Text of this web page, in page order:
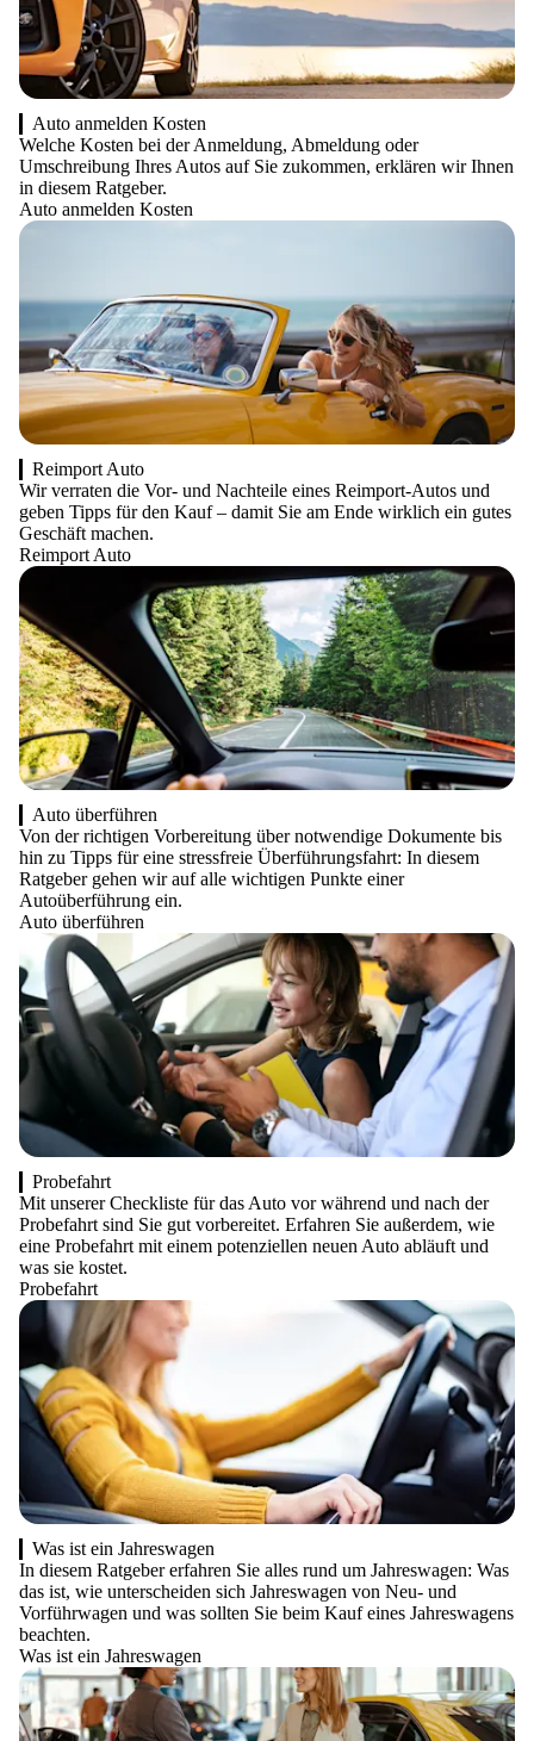
Auto anmelden Kosten
Welche Kosten bei der Anmeldung, Abmeldung oder
Umschreibung Ihres Autos auf Sie zukommen, erklären wir Ihnen
in diesem Ratgeber.
Auto anmelden Kosten
Reimport Auto
Wir verraten die Vor- und Nachteile eines Reimport-Autos und
geben Tipps für den Kauf – damit Sie am Ende wirklich ein gutes
Geschäft machen.
Reimport Auto
Auto überführen
Von der richtigen Vorbereitung über notwendige Dokumente bis
hin zu Tipps für eine stressfreie Überführungsfahrt: In diesem
Ratgeber gehen wir auf alle wichtigen Punkte einer
Autoüberführung ein.
Auto überführen
Probefahrt
Mit unserer Checkliste für das Auto vor während und nach der
Probefahrt sind Sie gut vorbereitet. Erfahren Sie außerdem, wie
eine Probefahrt mit einem potenziellen neuen Auto abläuft und
was sie kostet.
Probefahrt
Was ist ein Jahreswagen
In diesem Ratgeber erfahren Sie alles rund um Jahreswagen: Was
das ist, wie unterscheiden sich Jahreswagen von Neu- und
Vorführwagen und was sollten Sie beim Kauf eines Jahreswagens
beachten.
Was ist ein Jahreswagen